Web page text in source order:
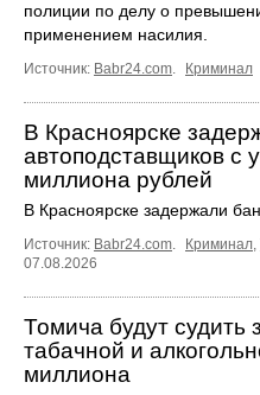
полиции по делу о
применением насилия.
Источник: Babr24.com. Криминал
В Красноярске
автоподставщиков с
миллиона рублей
В Красноярске задержали
Источник: Babr24.com. Криминал,
07.08.2026
Томича будут судить
табачной и
миллиона